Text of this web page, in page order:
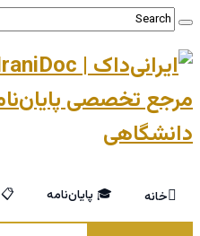
مرجع تخصصی
دانشگاهی
خانه 🎓 پایان‌نامه 📋